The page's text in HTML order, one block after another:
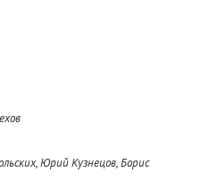
Юрий Кузнецов, Борис